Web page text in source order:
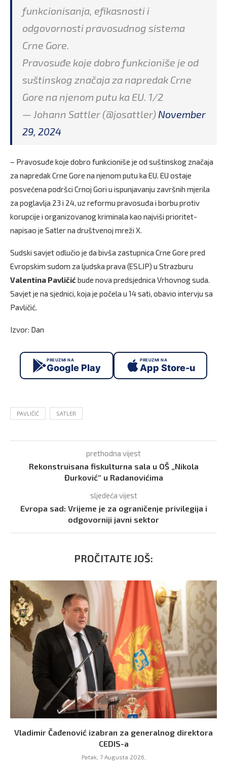
funkcionisanja, efikasnosti i
odgovornosti pravosudnog sistema
Crne Gore.
Pravosuđe koje dobro funkcioniše je od
suštinskog značaja za napredak Crne
Gore na njenom putu ka EU. 1/2
— Johann Sattler (@josattler) November
29, 2024
– Pravosuđe koje dobro funkcioniše je od suštinskog značaja
za napredak Crne Gore na njenom putu ka EU. EU ostaje
posvećena podršci Crnoj Gori u ispunjavanju završnih mjerila
za poglavlja 23 i 24, uz reformu pravosuđa i borbu protiv
korupcije i organizovanog kriminala kao najviši prioritet-
napisao je Satler na društvenoj mreži X.
Sudski savjet odlučio je da bivša zastupnica Crne Gore pred
Evropskim sudom za ljudska prava (ESLJP) u Strazburu
Valentina Pavličić bude nova predsjednica Vrhovnog suda.
Savjet je na sjednici, koja je počela u 14 sati, obavio intervju sa
Pavličić.
Izvor: Dan
PREUZMI NA
Google Play
PREUZMI NA
App Store-u
PAVLIČIĆ SATLER
prethodna vijest
Rekonstruisana fiskulturna sala u OŠ „Nikola
Đurković“ u Radanovićima
sljedeća vijest
Evropa sad: Vrijeme je za ograničenje privilegija i
odgovorniji javni sektor
PROČITAJTE JOŠ:
Vladimir Čađenović izabran za generalnog direktora
CEDIS-a
Petak, 7 Augusta 2026,